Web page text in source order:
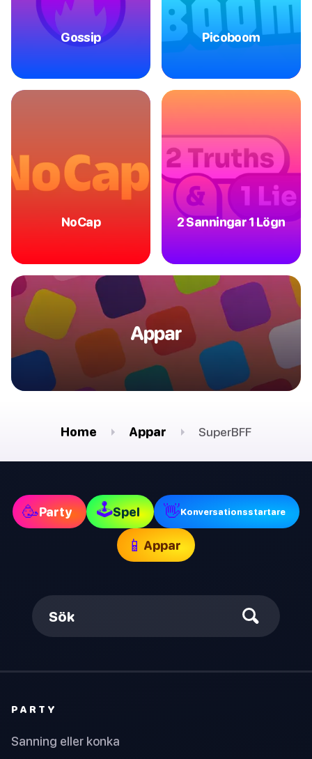
Gossip Picoboom
NoCap 2 Sanningar 1 Lögn
Appar
Home Appar SuperBFF
🥳Party 🕹Spel 👋Konversationsstartare
📱 Appar
Sök
PARTY
Sanning eller konka